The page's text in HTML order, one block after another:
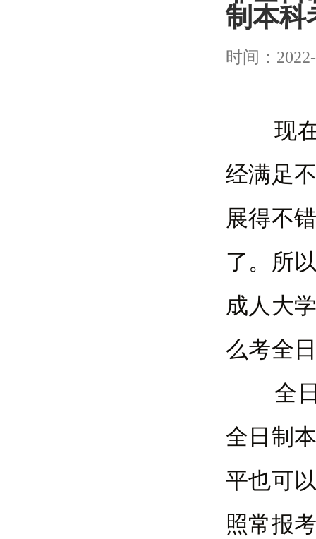
制本科
时间：
现在
经满足
展得不
了。所
成人大
么考全
全日
全日制
平也可
照常报